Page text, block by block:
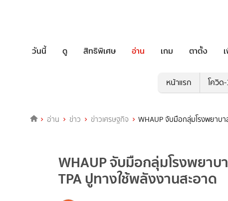
วันนี้ ดู สิทธิพิเศษ อ่าน เกม ตาตั้ง
หน้าแรก โควิด
อ่าน ข่าว ข่าวเศรษฐกิจ WHAUP จับมือกลุ่มโรงพยาบ
WHAUP จับมือกลุ่มโรงพยา
TPA ปูทางใช้พลังงานสะอาด